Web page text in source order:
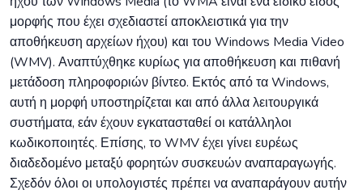
μορφής που έχει σχεδιαστεί αποκλειστικά για την
αποθήκευση αρχείων ήχου) και του Windows Media Video
(WMV). Αναπτύχθηκε κυρίως για αποθήκευση και πιθανή
μετάδοση πληροφοριών βίντεο. Εκτός από τα Windows,
αυτή η μορφή υποστηρίζεται και από άλλα λειτουργικά
συστήματα, εάν έχουν εγκατασταθεί οι κατάλληλοι
κωδικοποιητές. Επίσης, το WMV έχει γίνει ευρέως
διαδεδομένο μεταξύ φορητών συσκευών αναπαραγωγής.
Σχεδόν όλοι οι υπολογιστές πρέπει να αναπαράγουν αυτήν